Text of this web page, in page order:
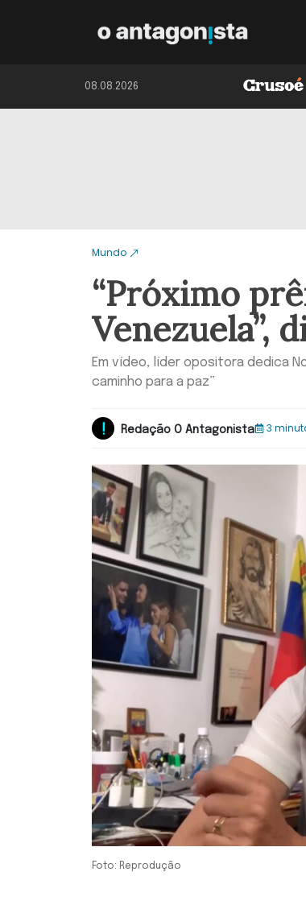
08.08.2026
Mundo
“Próximo
Venezuela”,
Em vídeo, líder opositora dedica
caminho para a paz”
Redação O Antagonista 3
Foto: Reprodução